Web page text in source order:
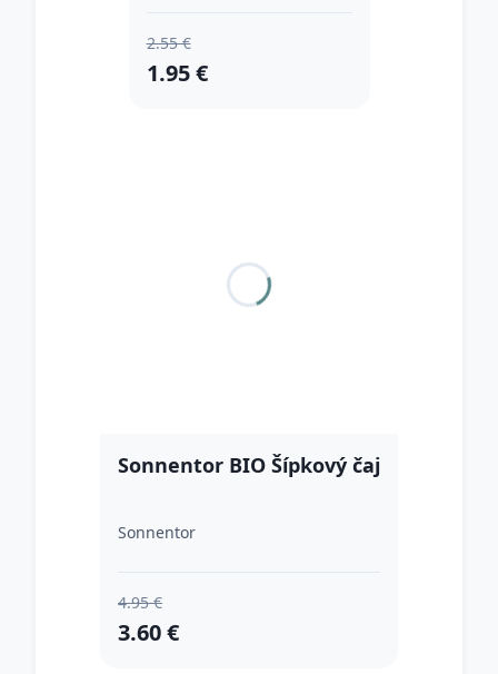
2.55 €
1.95 €
Sonnentor BIO Šípkový čaj
Sonnentor
4.95 €
3.60 €